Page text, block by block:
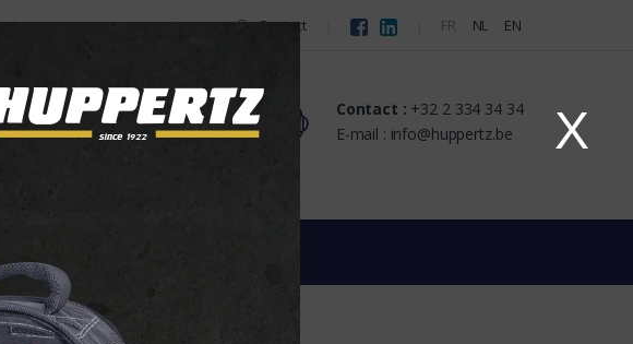
X
Contact FR NL EN
Téléchargements
Contact : +32 2 334 34 34
E-mail : info@huppertz.be